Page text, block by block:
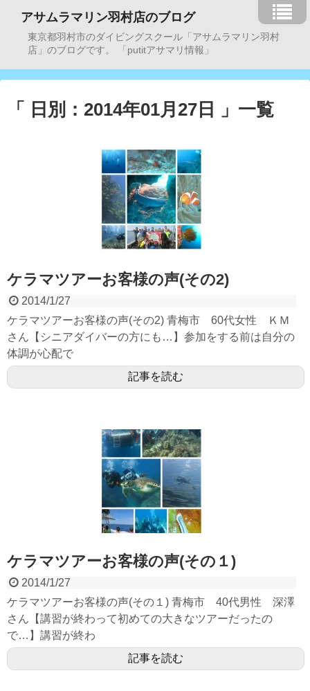
アサムラマリン羽村店のブログ
東京都羽村市のダイビングスクール「アサムラマリン羽村
店」のブログです。 「putitアサマリ情報」
「 日別：2014年01月27日 」一覧
ケラマツアーお客様の声(その2)
2014/1/27
ケラマツアーお客様の声(その2) 青梅市 60代女性 ＫＭ
さん【シニアダイバーの方にも…】参加をする前は自分の
体調が心配で
記事を読む
ケラマツアーお客様の声(その１)
2014/1/27
ケラマツアーお客様の声(その１) 青梅市 40代男性 深澤
さん【講習が終わって初めての大きなツアーだったの
で…】講習が終わ
記事を読む